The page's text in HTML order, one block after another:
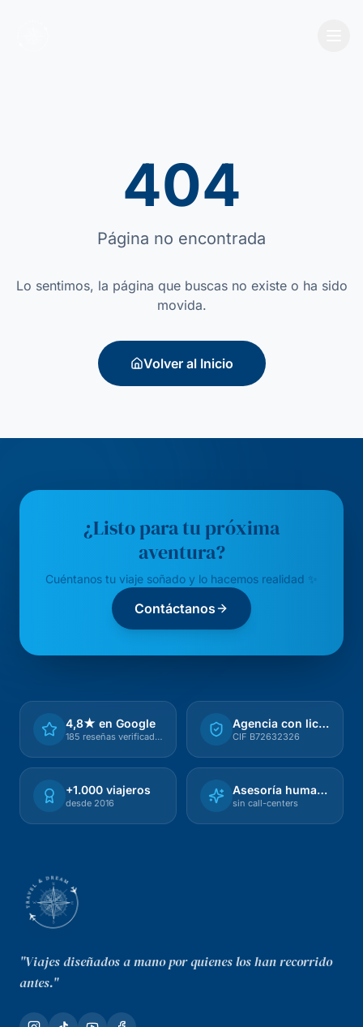
404
Página no encontrada
Lo sentimos, la página que buscas no existe o ha sido
movida.
Volver al Inicio
¿Listo para tu próxima
aventura?
Cuéntanos tu viaje soñado y lo hacemos realidad ✨
Contáctanos
4,8★ en Google
185 reseñas verificadas
Agencia con licencia
CIF B72632326
+1.000 viajeros
desde 2016
Asesoría humana
sin call-centers
"Viajes diseñados a mano por quienes los han recorrido
antes."